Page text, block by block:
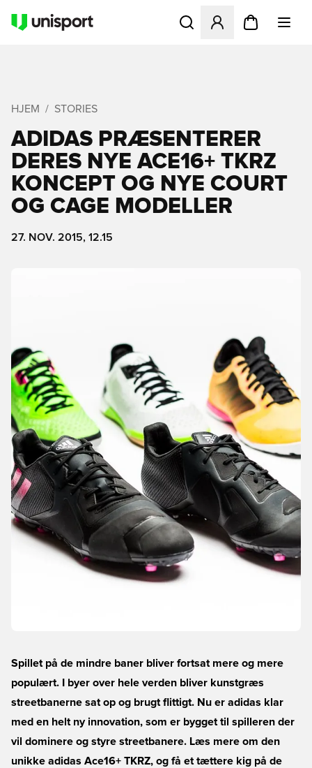
Åbner en Modal til at
HJEM STORIES
ADIDAS PRÆSENTERER
DERES NYE ACE16+ TKRZ
KONCEPT OG NYE COURT
OG CAGE MODELLER
27. NOV. 2015, 12.15
Spillet på de mindre baner bliver fortsat mere og mere
populært. I byer over hele verden bliver kunstgræs
streetbanerne sat op og brugt flittigt. Nu er adidas klar
med en helt ny innovation, som er bygget til spilleren der
vil dominere og styre streetbanere. Læs mere om den
unikke adidas Ace16+ TKRZ, og få et tættere kig på de